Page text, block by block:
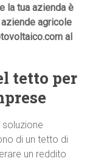
la tua azienda è
agricole
al
tetto per
di un tetto di
un reddito